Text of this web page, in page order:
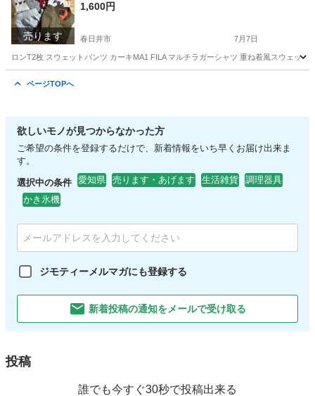
売ります
1,600円
春日井市 7月7日
ロンT2枚 スウェットパンツ カーキMA1 FILA マルチラガーシャツ 重ね着風スウェッ
ページTOPへ
欲しいモノが見つからなかった方
ご希望の条件を登録するだけで、新着情報をいち早くお届け出来ま
す。
選択中の条件 愛知県 売ります・あげます 生活雑貨
調理器具
かき氷機
ジモティーメルマガにも登録する
新着投稿の通知をメールで受け取る
投稿
誰でも今すぐ30秒で投稿出来る